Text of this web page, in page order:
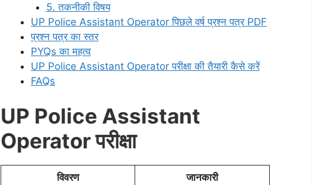
5. तकनीकी विषय
UP Police Assistant Operator पिछले वर्ष प्रश्न पत्र PDF
प्रश्न पत्र का स्तर
PYQs का महत्व
UP Police Assistant Operator परीक्षा की तैयारी कैसे करें
FAQs
UP Police Assistant
Operator परीक्षा
विवरण जानकारी